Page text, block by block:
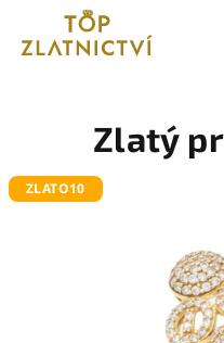
obsah
Zlatý
ZLATO10